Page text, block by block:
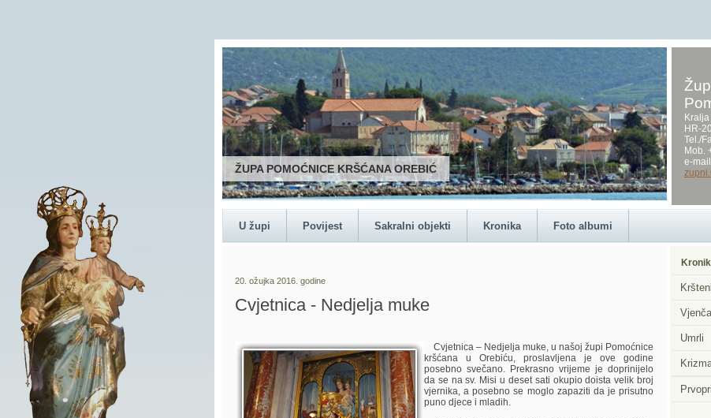
ŽUPA POMOĆNICE KRŠĆANA OREBIĆ
HR-
Tel./
Mob.
e-
U župi Povijest Sakralni objekti Kronika Foto albumi
Kršteni
Umrli
20. ožujka 2016. godine
Cvjetnica - Nedjelja muke
Cvjetnica – Nedjelja muke, u našoj župi Pomoćnice
kršćana u Orebiću, proslavljena je ove godine
posebno svečano. Prekrasno vrijeme je doprinijelo
da se na sv. Misi u deset sati okupio doista velik broj
vjernika, a posebno se moglo zapaziti da je prisutno
puno djece i mladih.